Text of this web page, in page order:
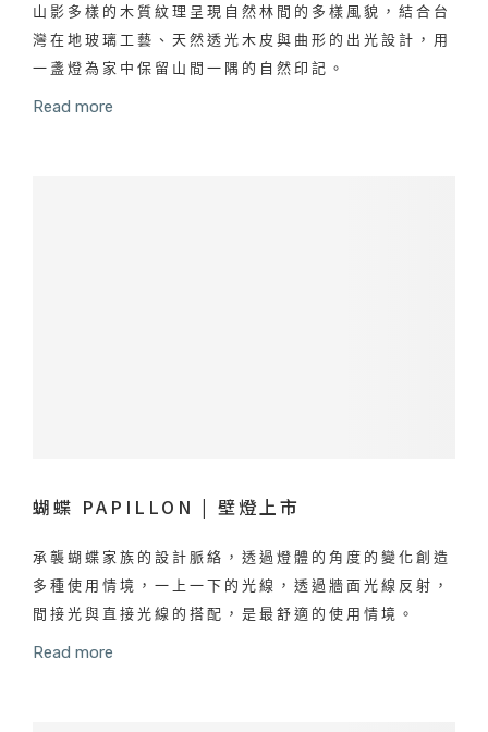
山影多樣的木質紋理呈現自然林間的多樣風貌，結合台
灣在地玻璃工藝、天然透光木皮與曲形的出光設計，用
一盞燈為家中保留山間一隅的自然印記。
Read more
蝴蝶 PAPILLON | 壁燈上市
承襲蝴蝶家族的設計脈絡，透過燈體的角度的變化創造
多種使用情境，一上一下的光線，透過牆面光線反射，
間接光與直接光線的搭配，是最舒適的使用情境。
Read more